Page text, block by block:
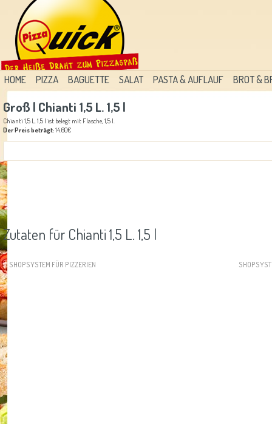
HOME PIZZA BAGUETTE SALAT PASTA & AUFLAUF BROT &
Groß | Chianti 1,5 L. 1,5 l
Chianti 1,5 L. 1,5 l ist belegt mit Flasche, 1,5 l.
Der Preis beträgt:14.60€
Zutaten für Chianti 1,5 L. 1,5 l
SHOPSYSTEM FÜR PIZZERIEN